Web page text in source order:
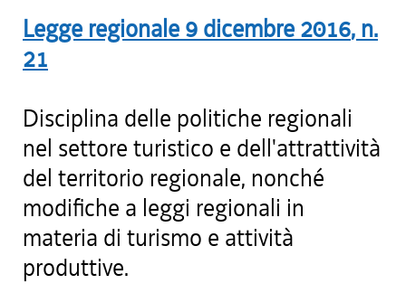
Legge regionale 9 dicembre 2016, n.
21
Disciplina delle politiche regionali
nel settore turistico e dell'attrattività
del territorio regionale, nonché
modifiche a leggi regionali in
materia di turismo e attività
produttive.